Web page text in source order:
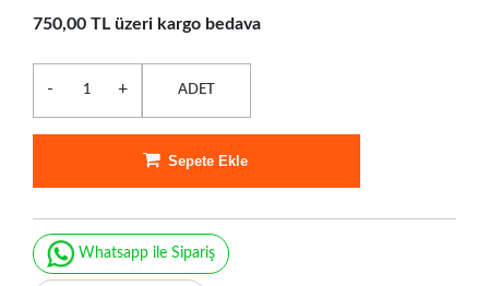
750,00 TL üzeri kargo bedava
- + ADET
Sepete Ekle
Whatsapp ile Sipariş